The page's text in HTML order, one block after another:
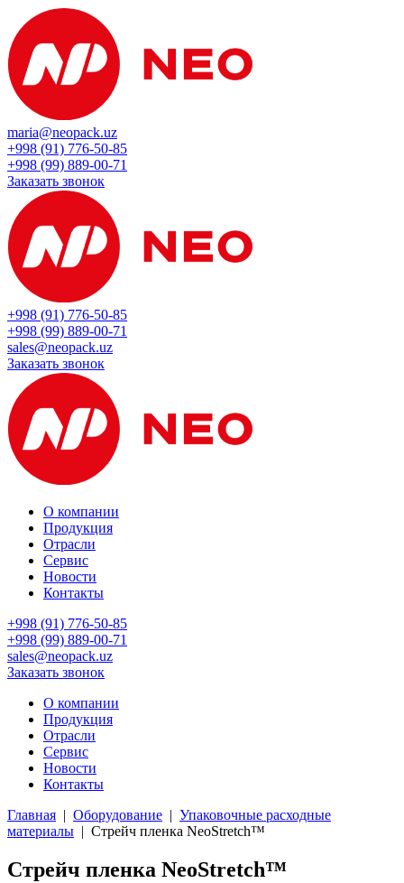
maria@neopack.uz
+998 (91) 776-50-85
+998 (99) 889-00-71
Заказать звонок
+998 (91) 776-50-85
+998 (99) 889-00-71
sales@neopack.uz
Заказать звонок
О компании
Продукция
Отрасли
Сервис
Новости
Контакты
+998 (91) 776-50-85
+998 (99) 889-00-71
sales@neopack.uz
Заказать звонок
О компании
Продукция
Отрасли
Сервис
Новости
Контакты
Главная | Оборудование | Упаковочные расходные
материалы | Стрейч пленка NeoStretch™
Стрейч пленка NeoStretch™